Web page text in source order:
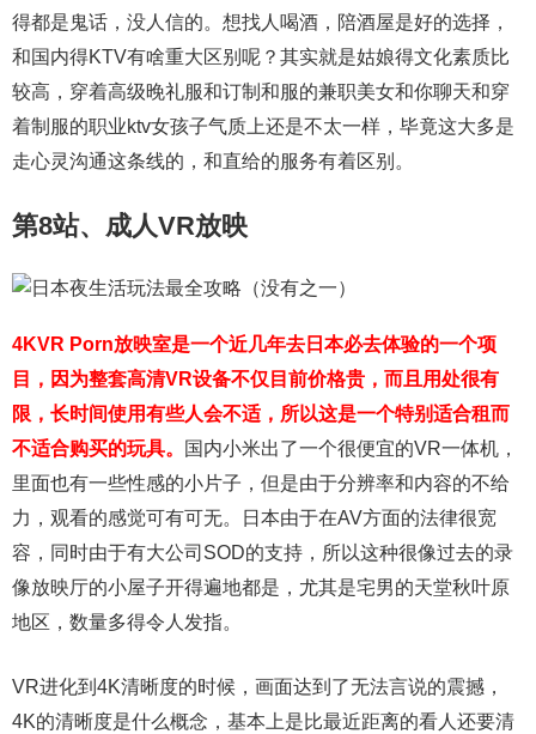
得都是鬼话，没人信的。想找人喝酒，陪酒屋是好的选择，
和国内得KTV有啥重大区别呢？其实就是姑娘得文化素质比
较高，穿着高级晚礼服和订制和服的兼职美女和你聊天和穿
着制服的职业ktv女孩子气质上还是不太一样，毕竟这大多是
走心灵沟通这条线的，和直给的服务有着区别。
第8站、成人VR放映
4KVR Porn放映室是一个近几年去日本必去体验的一个项
目，因为整套高清VR设备不仅目前价格贵，而且用处很有
限，长时间使用有些人会不适，所以这是一个特别适合租而
不适合购买的玩具。
国内小米出了一个很便宜的VR一体机，
里面也有一些性感的小片子，但是由于分辨率和内容的不给
力，观看的感觉可有可无。日本由于在AV方面的法律很宽
容，同时由于有大公司SOD的支持，所以这种很像过去的录
像放映厅的小屋子开得遍地都是，尤其是宅男的天堂秋叶原
地区，数量多得令人发指。
VR进化到4K清晰度的时候，画面达到了无法言说的震撼，
4K的清晰度是什么概念，基本上是比最近距离的看人还要清